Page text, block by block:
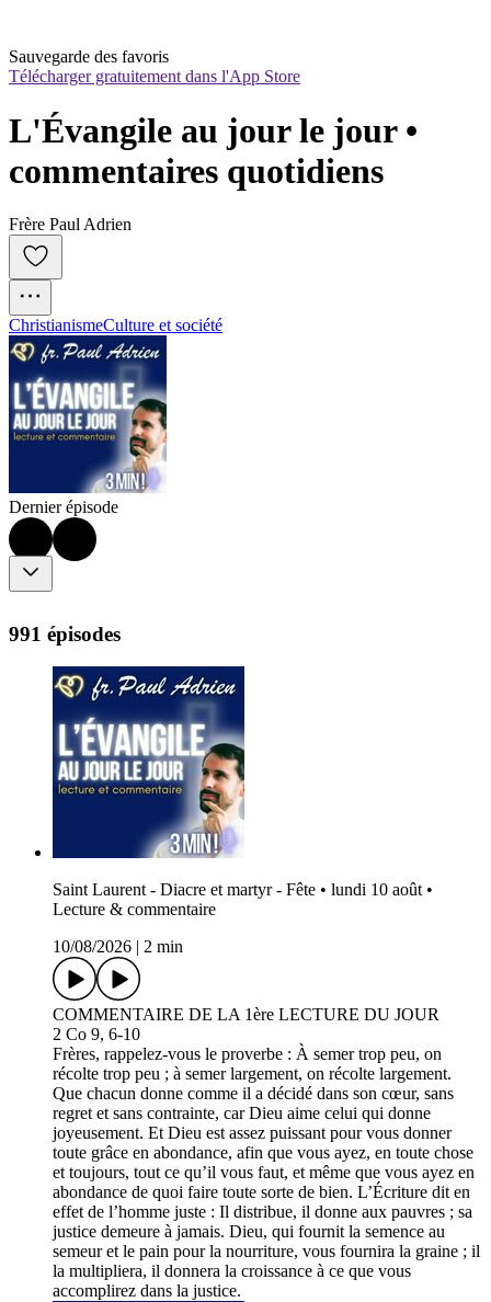
Sauvegarde des favoris
Télécharger gratuitement dans l'App Store
L'Évangile au jour le jour •
commentaires quotidiens
Frère Paul Adrien
ChristianismeCulture et société
Dernier épisode
991 épisodes
Saint Laurent - Diacre et martyr - Fête • lundi 10 août •
Lecture & commentaire
10/08/2026
2 min
COMMENTAIRE DE LA 1ère LECTURE DU JOUR
2 Co 9, 6-10
Frères, rappelez-vous le proverbe : À semer trop peu, on
récolte trop peu ; à semer largement, on récolte largement.
Que chacun donne comme il a décidé dans son cœur, sans
regret et sans contrainte, car Dieu aime celui qui donne
joyeusement. Et Dieu est assez puissant pour vous donner
toute grâce en abondance, afin que vous ayez, en toute chose
et toujours, tout ce qu’il vous faut, et même que vous ayez en
abondance de quoi faire toute sorte de bien. L’Écriture dit en
effet de l’homme juste : Il distribue, il donne aux pauvres ; sa
justice demeure à jamais. Dieu, qui fournit la semence au
semeur et le pain pour la nourriture, vous fournira la graine ; il
la multipliera, il donnera la croissance à ce que vous
accomplirez dans la justice.